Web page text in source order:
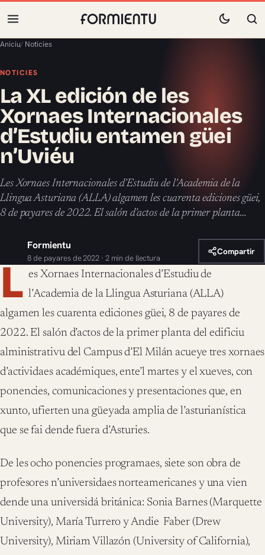
Aniciu/ Noticies
NOTICIES
La XL edición de les
Xornaes Internacionales
d’Estudiu entamen güei
n’Uviéu
Les Xornaes Internacionales d’Estudiu de l’Academia de la
Llingua Asturiana (ALLA) algamen les cuarenta ediciones güei,
8 de payares de 2022. El salón d’actos de la primer planta…
Formientu
8 de payares de 2022 · 2 min de llectura
Compartir
L es Xornaes Internacionales d’Estudiu de
l’Academia de la Llingua Asturiana (ALLA)
algamen les cuarenta ediciones güei, 8 de payares de
2022. El salón d’actos de la primer planta del edificiu
alministrativu del Campus d’El Milán acueye tres xornaes
d’actividaes académiques, ente’l martes y el xueves, con
ponencies, comunicaciones y presentaciones que, en
xunto, ufierten una güeyada amplia de l’asturianística
que se fai dende fuera d’Asturies.
De les ocho ponencies programaes, siete son obra de
profesores n’universidaes norteamericanes y una vien
dende una universidá británica: Sonia Barnes (Marquette
University), María Turrero y Andie Faber (Drew
University), Miriam Villazón (University of California),